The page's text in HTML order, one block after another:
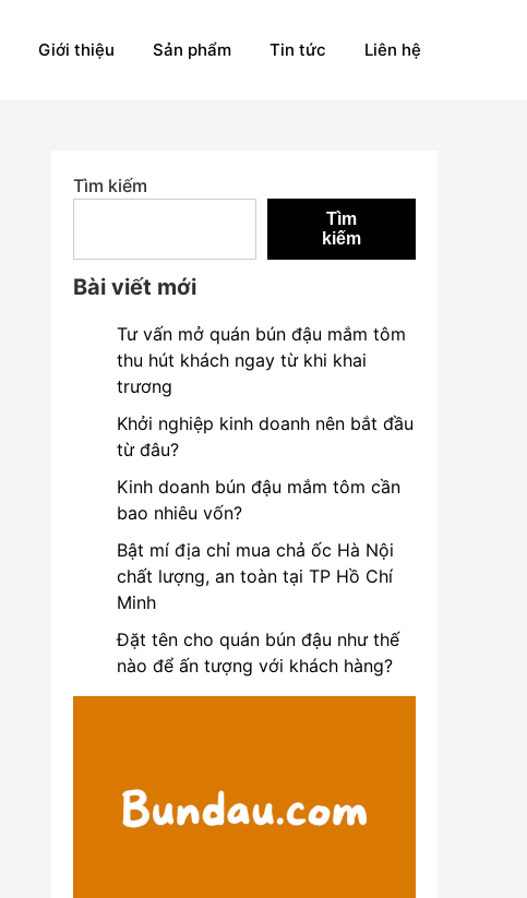
Giới thiệu Sản phẩm Tin tức Liên hệ
Tìm kiếm
Tìm
kiếm
Bài viết mới
Tư vấn mở quán bún đậu mắm tôm
thu hút khách ngay từ khi khai
trương
Khởi nghiệp kinh doanh nên bắt đầu
từ đâu?
Kinh doanh bún đậu mắm tôm cần
bao nhiêu vốn?
Bật mí địa chỉ mua chả ốc Hà Nội
chất lượng, an toàn tại TP Hồ Chí
Minh
Đặt tên cho quán bún đậu như thế
nào để ấn tượng với khách hàng?